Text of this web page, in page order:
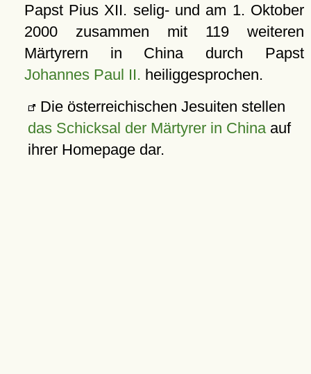
Papst Pius XII. selig- und am 1. Oktober
2000zusammen mit 119 weiteren
Märtyrern in China durch Papst
Johannes Paul II. heiliggesprochen.
Die österreichischen Jesuiten stellen
das Schicksal der Märtyrer in Chinaauf
ihrer Homepage dar.